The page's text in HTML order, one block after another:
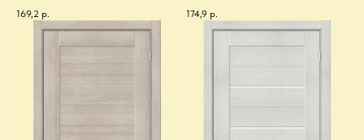
169,2 р. 174,9 р.